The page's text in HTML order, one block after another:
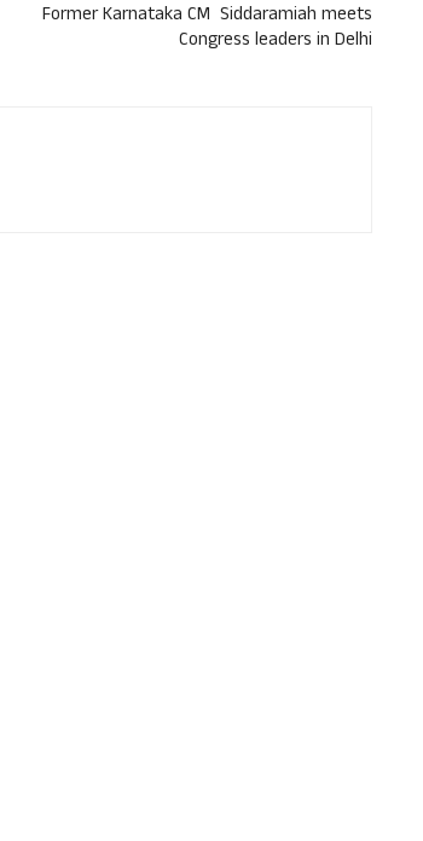
Former Karnataka CM Siddaramiah meets
Congress leaders in Delhi